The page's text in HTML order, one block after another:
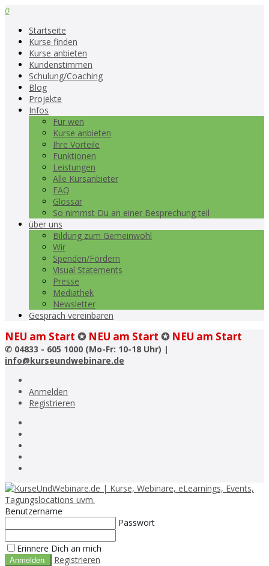
0
Startseite
Kurse finden
Kurse anbieten
Kundenstimmen
Schulung/Coaching
Blog
Projekte
Infos
Für wen
Kurse anbieten
Ihre Vorteile
Funktionen
Leistungen
Alle Kursanbieter
FAQ
Glossar
So nimmst Du an einer Besprechung teil
über uns
Bildung zum Gemeinwohl
Wir
Spenden/Fördern
Visual Statements
Presse
Mediathek
Newsletter
Gespräch vereinbaren
NEU am Start ✪ NEU am Start ✪ NEU am Start
✆ 04833 - 605 1000 (Mo-Fr: 10-18 Uhr) |
info@kurseundwebinare.de
Anmelden
Registrieren
Benutzername
Passwort
Erinnere Dich an mich
Registrieren